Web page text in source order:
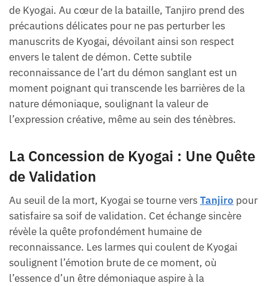
de Kyogai. Au cœur de la bataille, Tanjiro prend des
précautions délicates pour ne pas perturber les
manuscrits de Kyogai, dévoilant ainsi son respect
envers le talent de démon. Cette subtile
reconnaissance de l’art du démon sanglant est un
moment poignant qui transcende les barrières de la
nature démoniaque, soulignant la valeur de
l’expression créative, même au sein des ténèbres.
La Concession de Kyogai : Une Quête
de Validation
Au seuil de la mort, Kyogai se tourne versTanjiro pour
satisfaire sa soif de validation. Cet échange sincère
révèle la quête profondément humaine de
reconnaissance. Les larmes qui coulent de Kyogai
soulignent l’émotion brute de ce moment, où
l’essence d’un être démoniaque aspire à la